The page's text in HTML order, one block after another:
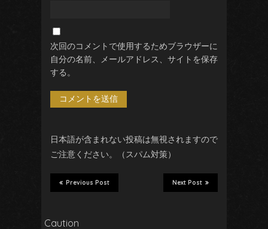
次回のコメントで使用するためブラウザーに
自分の名前、メールアドレス、サイトを保存
する。
日本語が含まれない投稿は無視されますので
ご注意ください。（スパム対策）
Next Post
Previous Post
Caution